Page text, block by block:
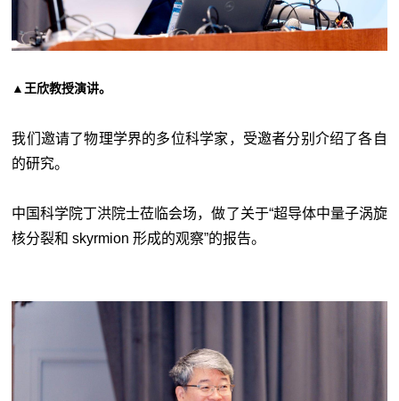
▲ 王欣教授演讲。
我们邀请了物理学界的多位科学家，受邀者分别介绍了各自
的研究。
中国科学院丁洪院士莅临会场，做了关于“超导体中量子涡旋
核分裂和 skyrmion 形成的观察”的报告。